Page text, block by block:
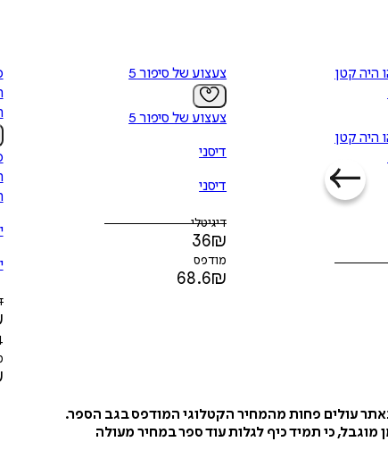
צעצוע של סיפור 5
צעצוע של סיפור 5
דיסני
דיסני
דיגיטלי
36₪
מודפס
68.6₪
עולים פחות מהמחיר הקטלוגי המודפס בגב הספר.
כי תמיד כיף לגלות עוד ספר במחיר מעולה